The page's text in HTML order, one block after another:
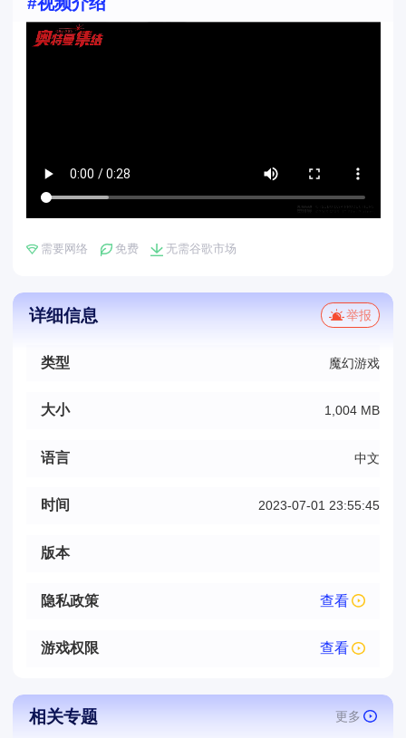
需要网络 免费 无需谷歌市场
详细信息 举报
类型 魔幻游戏
大小 1,004 MB
语言 中文
时间 2023-07-01 23:55:45
版本
隐私政策 查看
游戏权限 查看
相关专题 更多